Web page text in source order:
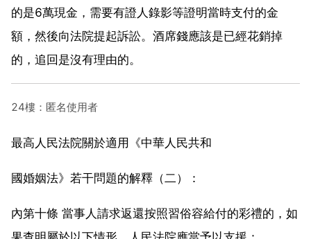
的是6萬現金，需要有證人錄影等證明當時支付的金
額，然後向法院提起訴訟。酒席錢應該是已經花銷掉
的，追回是沒有理由的。
24樓：匿名使用者
最高人民法院關於適用《中華人民共和
國婚姻法》若干問題的解釋（二）：
內第十條 當事人請求返還按照習俗容給付的彩禮的，如